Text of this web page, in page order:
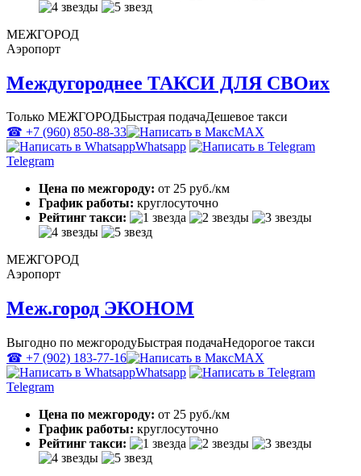
МЕЖГОРОД
Аэропорт
Междугороднее ТАКСИ ДЛЯ СВОих
Только МЕЖГОРОДБыстрая подачаДешевое такси
☎ +7 (960) 850-88-33
MAX
Whatsapp
Telegram
Цена по межгороду: от 25 руб./км
График работы: круглосуточно
Рейтинг такси:
МЕЖГОРОД
Аэропорт
Меж.город ЭКОНОМ
Выгодно по межгородуБыстрая подачаНедорогое такси
☎ +7 (902) 183-77-16
MAX
Whatsapp
Telegram
Цена по межгороду: от 25 руб./км
График работы: круглосуточно
Рейтинг такси: